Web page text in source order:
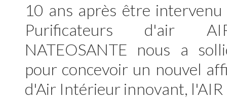
10 ans après être
Purificateurs d'air
NATEOSANTE nous a
pour concevoir un nouvel
d'Air Intérieur innovant,